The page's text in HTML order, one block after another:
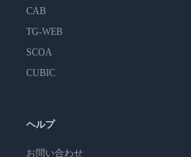
CAB
TG-WEB
SCOA
CUBIC
ヘルプ
お問い合わせ